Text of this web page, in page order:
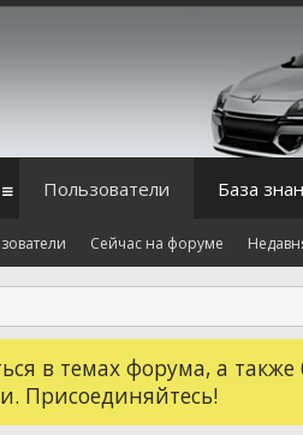
в темах форума, а
Присоединяйтесь!
Пользователи
Сейчас на форуме
База